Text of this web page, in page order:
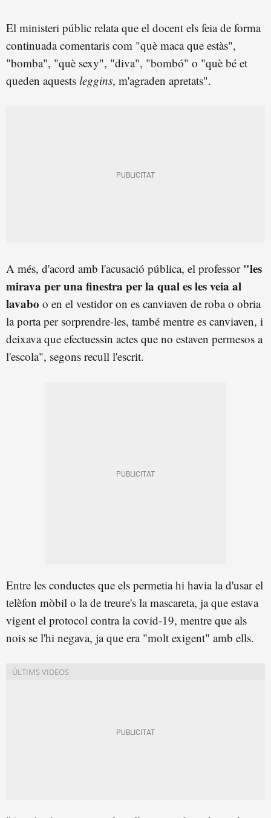
El ministeri públic relata que el docent els feia de forma
continuada comentaris com "què maca que estàs",
"bomba", "què sexy", "diva", "bombó" o "què bé et
queden aquests leggins, m'agraden apretats".
A més, d'acord amb l'acusació pública, el professor "les
mirava per una finestra per la qual es les veia al
lavabo o en el vestidor on es canviaven de roba o obria
la porta per sorprendre-les, també mentre es canviaven, i
deixava que efectuessin actes que no estaven permesos a
l'escola", segons recull l'escrit.
Entre les conductes que els permetia hi havia la d'usar el
telèfon mòbil o la de treure's la mascareta, ja que estava
vigent el protocol contra la covid-19, mentre que als
nois se l'hi negava, ja que era "molt exigent" amb ells.